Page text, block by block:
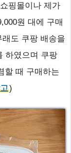
핑몰이나 제가
원 대에 구매
도 쿠팡 배송을
하였으며 쿠팡
할 때 구매하는
)